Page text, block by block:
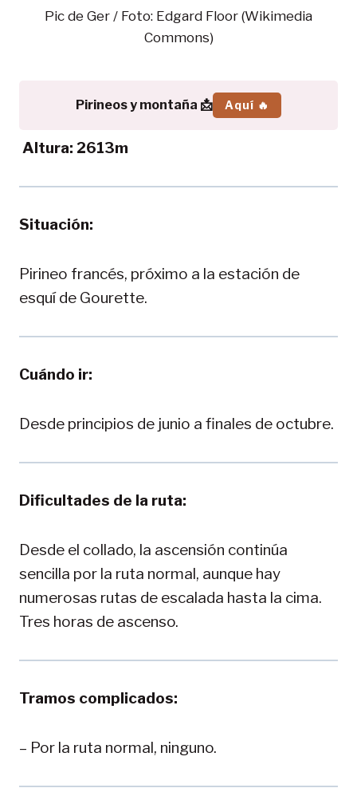
Pic de Ger / Foto: Edgard Floor (Wikimedia
Commons)
Pirineos y montaña 📩 Aquí 🔥
Altura: 2613m
Situación:
Pirineo francés, próximo a la estación de
esquí de Gourette.
Cuándo ir:
Desde principios de junio a finales de octubre.
Dificultades de la ruta:
Desde el collado, la ascensión continúa
sencilla por la ruta normal, aunque hay
numerosas rutas de escalada hasta la cima.
Tres horas de ascenso.
Tramos complicados:
– Por la ruta normal, ninguno.